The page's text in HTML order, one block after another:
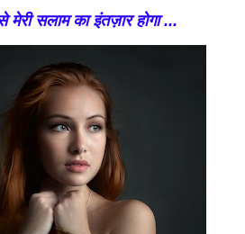
मेरी सलाम का इंतज़ार होगा ...